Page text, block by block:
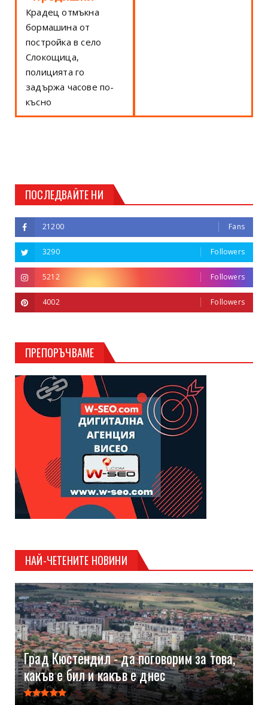
Крадец отмъкна
бормашина от
постройка в село
Слокощица,
полицията го
задържа часове по-
късно
ПОСЛЕДВАЙТЕ НИ
21200 Fans
3290 Followers
5212 Followers
4002 Followers
ПРЕПОРЪЧВАМЕ
НАЙ-ЧЕТЕНИТЕ НОВИНИ
Град Кюстендил - да поговорим за това,
какъв е бил и какъв е днес